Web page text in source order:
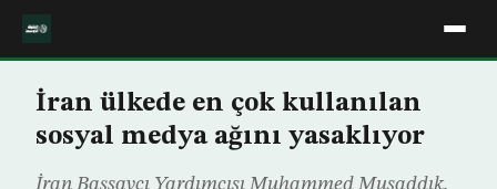
İran ülkede en çok kullanılan
sosyal medya ağını yasaklıyor
İran Başsavcı Yardımcısı Muhammed Musaddık,